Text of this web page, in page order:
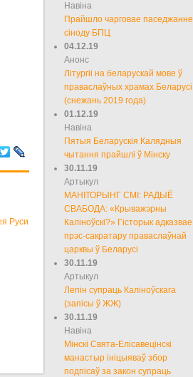
Руси
Навіна
Прайшло чарговае паседжанне
сіноду БПЦ
04.12.19
Анонс
Літургіі на беларускай мове ў
праваслаўных храмах Беларусі
(снежань 2019 года)
01.12.19
Навіна
Пятыя Беларускія Калядныя
чытання прайшлі ў Мінску
30.11.19
Артыкул
МАНІТОРЫНГ СМІ: РАДЫЁ
СВАБОДА: «Крыважэрны
Каліноўскі?» Гісторык адказвае
прэс-сакратару праваслаўнай
царквы ў Беларусі
30.11.19
Артыкул
Лепін супраць Каліноўскага
(запісы ў ЖЖ)
30.11.19
Навіна
Мінскі Свята-Елісавецінскі
манастыр ініцыяваў збор
подпісаў за закон супраць